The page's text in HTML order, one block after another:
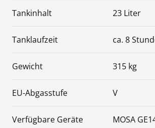
Tankinhalt 23 Liter
Tanklaufzeit ca. 8
Gewicht 315 kg
EU-Abgasstufe V
Verfügbare Geräte MOSA